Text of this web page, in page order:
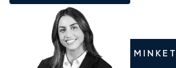
HÍVJON MINKET